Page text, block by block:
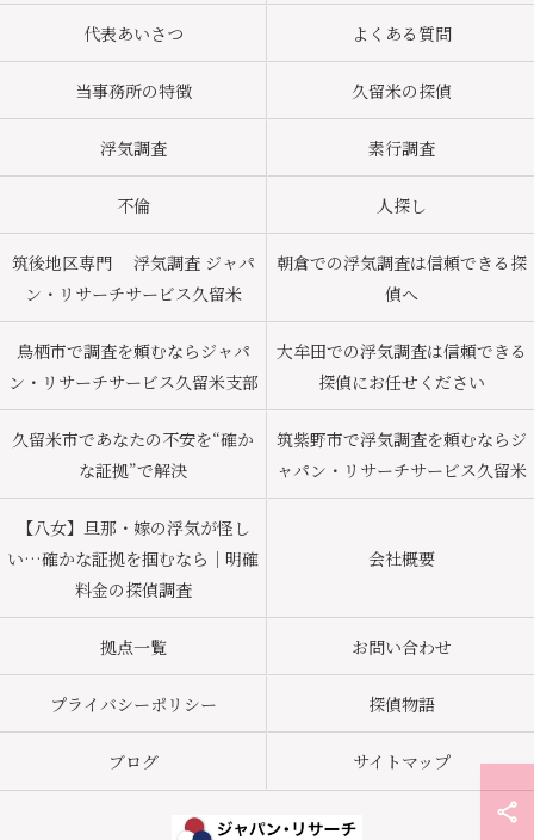
代表あいさつ よくある質問
当事務所の特徴 久留米の探偵
浮気調査 素行調査
不倫 人探し
筑後地区専門 浮気調査 ジャパ
ン・リサーチサービス久留米
朝倉での浮気調査は信頼できる探
偵へ
鳥栖市で調査を頼むならジャパ
ン・リサーチサービス久留米支部
大牟田での浮気調査は信頼できる
探偵にお任せください
久留米市であなたの不安を“確か
な証拠”で解決
筑紫野市で浮気調査を頼むならジ
ャパン・リサーチサービス久留米
【八女】旦那・嫁の浮気が怪し
い…確かな証拠を掴むなら｜明確
料金の探偵調査
会社概要
拠点一覧 お問い合わせ
プライバシーポリシー 探偵物語
ブログ サイトマップ